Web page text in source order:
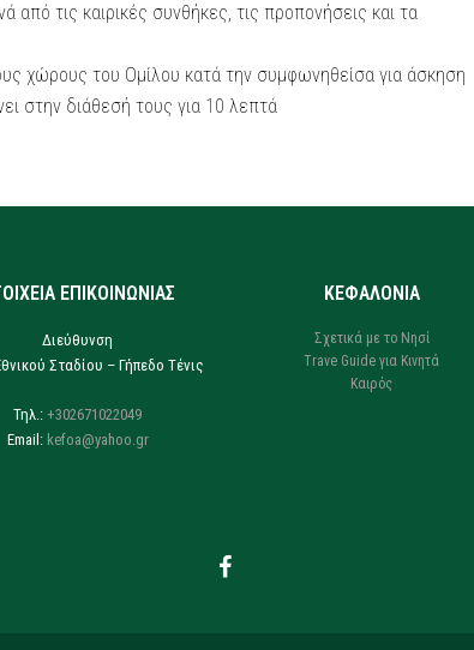
τις καιρικές συνθήκες, τις προπονήσεις και τα
χώρους του Ομίλου κατά την συμφωνηθείσα για άσκηση
στην διάθεσή τους για 10 λεπτά
ΕΠΙΚΟΙΝΩΝΙΑΣ
Διεύθυνση
Σταδίου – Γήπεδο Τένις
Τηλ.: +302671022049
Email: kefoa@yahoo.gr
ΚΕΦΑΛΟΝΙΑ
Σχετικά με το Νησί
Trave Guide για Κινητά
Καιρός